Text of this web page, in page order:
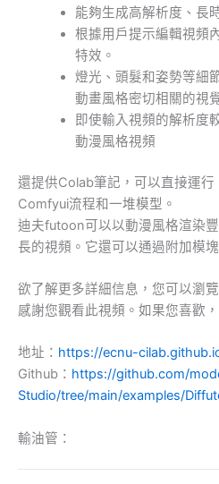
能夠生成高解析度、長
根據用戶提示編輯視頻
特效。
燈光、頭髮和姿勢等細
動畫風格密切相關的視
即使輸入視頻的解析度
動漫風格視頻
還提供Colab筆記，可以直接運
Comfyui流程和一堆模型。
迪夫futoon可以以動漫風格渲染
長的視頻。它還可以通過附加模
欲了解更多詳細信息，您可以瀏
感謝您觀看此視頻。如果您喜歡
地址： https://ecnu-
Github： https://github.com/
Studio/tree/main/examples/
輸油管：